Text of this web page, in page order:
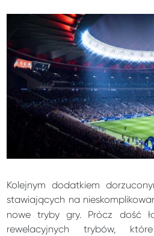
Kolejnym dodatkiem
stawiających na
nowe tryby gry. Prócz dość
rewelacyjnych trybów,